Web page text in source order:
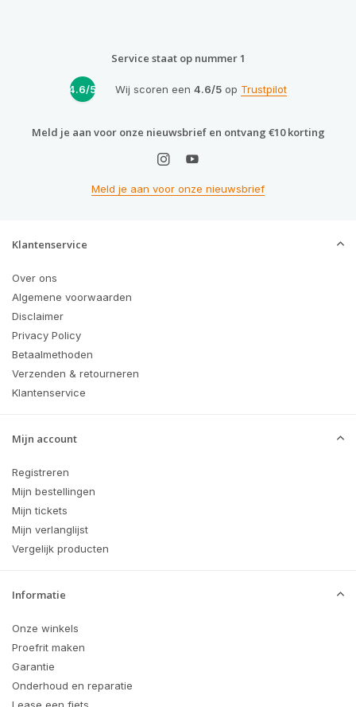
Service staat op nummer 1
4.6/5 Wij scoren een 4.6/5op Trustpilot
Meld je aan voor onze nieuwsbrief en ontvang €10 korting
Meld je aan voor onze nieuwsbrief
Klantenservice
Over ons
Algemene voorwaarden
Disclaimer
Privacy Policy
Betaalmethoden
Verzenden & retourneren
Klantenservice
Mijn account
Registreren
Mijn bestellingen
Mijn tickets
Mijn verlanglijst
Vergelijk producten
Informatie
Onze winkels
Proefrit maken
Garantie
Onderhoud en reparatie